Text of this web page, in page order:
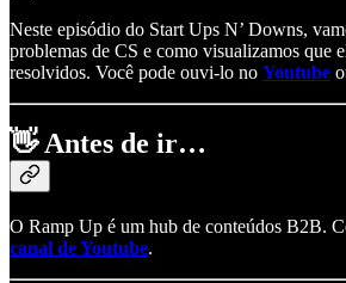
Neste episódio do Start Ups N’ Downs,
problemas de CS e como visualizamos que
resolvidos. Você pode ouvi-lo no Youtube
👋Antes de ir…
O Ramp Up é um hub de conteúdos B2B.
canal de Youtube.